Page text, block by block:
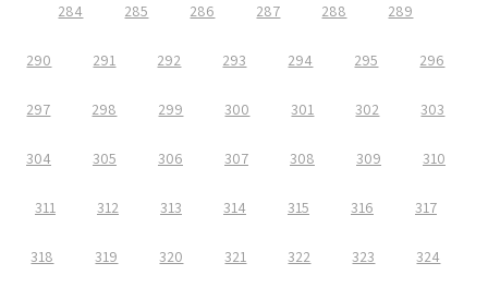
284 285 286 287 288 289
290 291 292 293 294 295 296
297 298 299 300 301 302 303
304 305 306 307 308 309 310
311 312 313 314 315 316 317
318 319 320 321 322 323 324